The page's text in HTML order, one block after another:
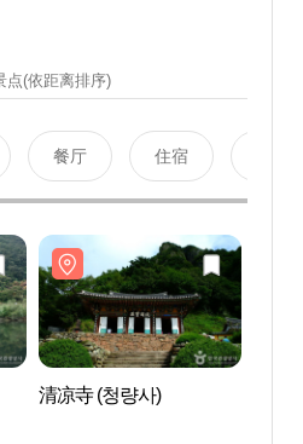
点(依距离排序)
餐厅 住宿
清凉寺 (청량사)